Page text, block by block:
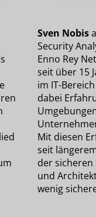
Sven Nobis
Security
Enno Rey
seit über 15
im IT-
dabei
Mit diesen
seit
der
und
wenig